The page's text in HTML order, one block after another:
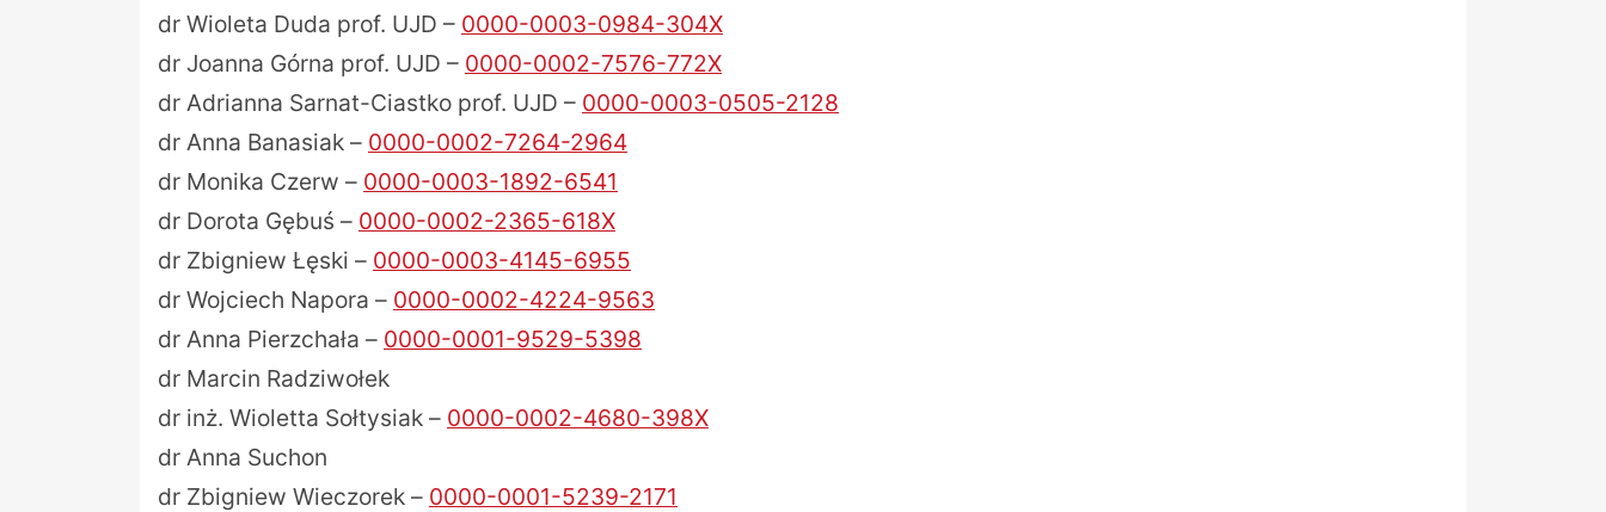
dr Wioleta Duda prof. UJD – 0000-0003-0984-304X
dr Joanna Górna prof. UJD – 0000-0002-7576-772X
dr Adrianna Sarnat-Ciastko prof. UJD – 0000-0003-0505-2128
dr Anna Banasiak – 0000-0002-7264-2964
dr Monika Czerw – 0000-0003-1892-6541
dr Dorota Gębuś – 0000-0002-2365-618X
dr Zbigniew Łęski – 0000-0003-4145-6955
dr Wojciech Napora – 0000-0002-4224-9563
dr Anna Pierzchała – 0000-0001-9529-5398
dr Marcin Radziwołek
dr inż. Wioletta Sołtysiak – 0000-0002-4680-398X
dr Anna Suchon
dr Zbigniew Wieczorek – 0000-0001-5239-2171